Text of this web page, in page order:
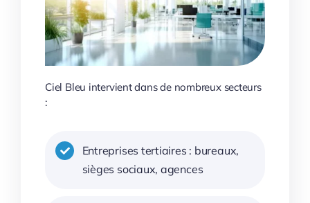
Ciel Bleu intervient dans de nombreux secteurs
:
Entreprises tertiaires : bureaux,
sièges sociaux, agences